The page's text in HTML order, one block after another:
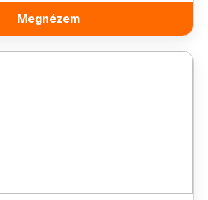
Megnézem